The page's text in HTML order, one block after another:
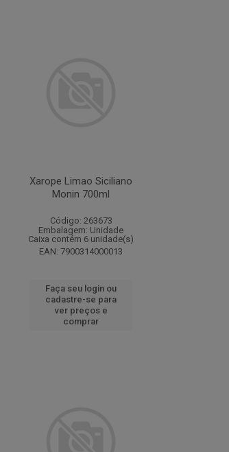
Xarope Limao Siciliano
Monin 700ml
Código: 263673
Embalagem: Unidade
Caixa contém 6 unidade(s)
EAN: 7900314000013
Faça seu login ou
cadastre-se para
ver preços e
comprar